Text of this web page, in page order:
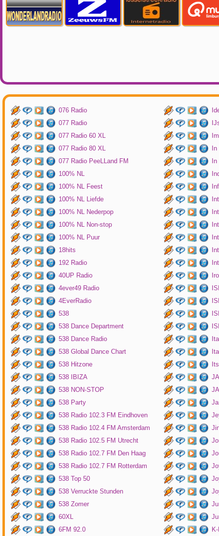
076 Radio
077 Radio
077 Radio 60 XL
077 Radio 80 XL
077 Radio PeeLLand FM
100% NL
100% NL Feest
100% NL Liefde
100% NL Nederpop
100% NL Non-stop
100% NL Puur
18hits
192 Radio
40UP Radio
4ever49 Radio
4EverRadio
538
538 Dance Department
538 Dance Radio
538 Global Dance Chart
538 Hitzone
538 IBIZA
538 NON-STOP
538 Party
538 Radio 102.3 FM Eindhoven
538 Radio 102.4 FM Amsterdam
538 Radio 102.5 FM Utrecht
538 Radio 102.7 FM Den Haag
538 Radio 102.7 FM Rotterdam
538 Top 50
538 Verruckte Stunden
538 Zomer
60XL
6FM 92.0